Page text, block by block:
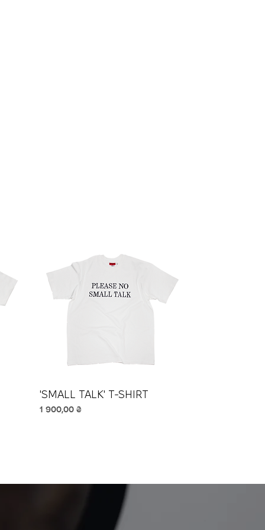
Швидкий перегляд
'SMALL TALK' T-SHIRT
Ціна
1 900,00 ₴